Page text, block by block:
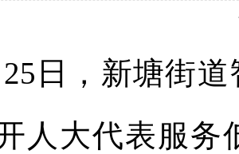
25 日，新塘街
人大代表服务